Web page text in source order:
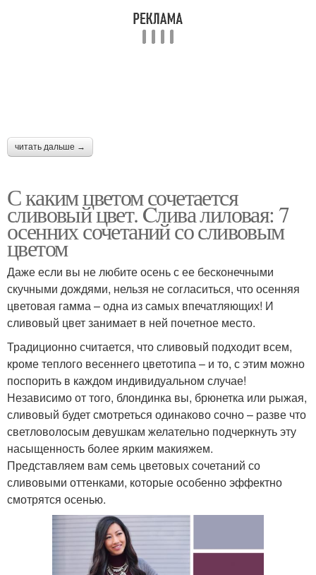
читать дальше →
С каким цветом сочетается
сливовый цвет. Cлива лиловая: 7
осенних сочетаний со сливовым
цветом
Даже если вы не любите осень с ее бесконечными
скучными дождями, нельзя не согласиться, что осенняя
цветовая гамма – одна из самых впечатляющих! И
сливовый цвет занимает в ней почетное место.
Традиционно считается, что сливовый подходит всем,
кроме теплого весеннего цветотипа – и то, с этим можно
поспорить в каждом индивидуальном случае!
Независимо от того, блондинка вы, брюнетка или рыжая,
сливовый будет смотреться одинаково сочно – разве что
светловолосым девушкам желательно подчеркнуть эту
насыщенность более ярким макияжем.
Представляем вам семь цветовых сочетаний со
сливовыми оттенками, которые особенно эффектно
смотрятся осенью.